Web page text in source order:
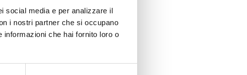
social media e per analizzare il
i nostri partner che si occupano
informazioni che hai fornito loro o